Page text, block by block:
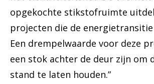
opgekochte stikstofruimte
projecten die de
Een drempelwaarde voor deze
een stok achter de deur zijn om
stand te laten houden.”